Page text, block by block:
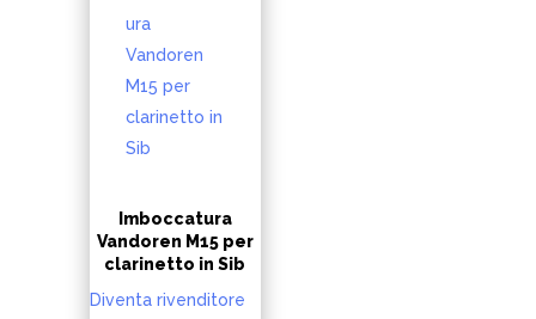
Imboccatura
Vandoren M15 per
clarinetto in Sib
Diventa rivenditore